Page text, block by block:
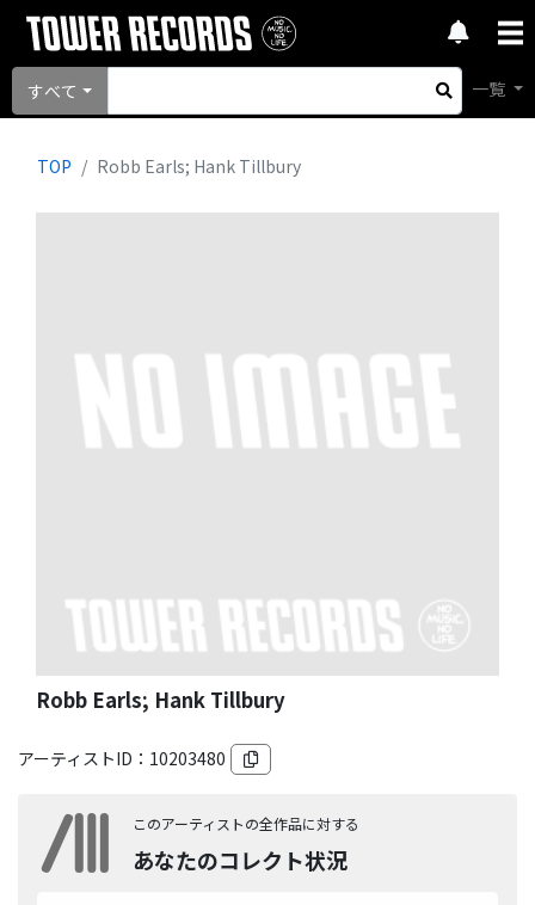
すべて 一覧
TOP Robb Earls; Hank Tillbury
Robb Earls; Hank Tillbury
アーティストID： 10203480
このアーティストの全作品に対する
あなたのコレクト状況